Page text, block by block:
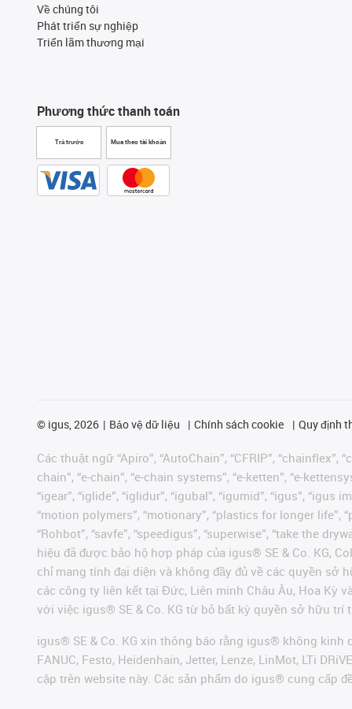
Về chúng tôi
Phát triển sự nghiệp
Triển lãm thương mại
Phương thức thanh toán
Trả trước Mua theo tài khoản
© igus, 2026 Bảo vệ dữ liệu Chính sách cookie Quy định
Các thuật ngữ “Apiro”, “AutoChain”, “CFRIP”, “chainflex”,
chain”, “e-chain”, “e-chain systems”, “e-ketten”, “e-
“igear”, “iglide”, “iglidur”, “igubal”, “igumid”, “igus”, “igus
“motion polymers”, “motionary”, “plastics for longer life”,
“Rohbot”, “savfe”, “speedigus”, “superwise”, “take the
hiệu đã được bảo hộ hợp pháp của igus® SE & Co. KG,
chỉ mang tính đại diện và không đầy đủ về các quyền sở
các công ty liên kết tại Đức, Liên minh Châu Âu, Hoa Kỳ
với việc igus® SE & Co. KG từ bỏ bất kỳ quyền sở hữu trí
igus® SE & Co. KG xin thông báo rằng igus® không kinh
FANUC, Festo, Heidenhain, Jetter, Lenze, LinMot, LTi
cập trên website này. Các sản phẩm do igus® cung cấp